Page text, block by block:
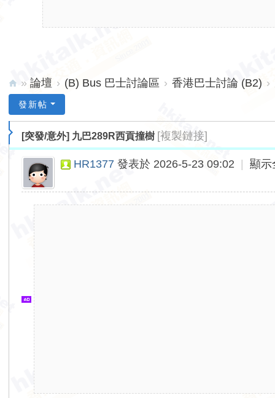
lk.
» 論壇 › (B) Bus 巴士討論區 › 香港巴士討論 (B2) ›
發新帖
[突發/意外] 九巴289R西貢撞樹 [複製鏈接]
HR1377 發表於 2026-5-23 09:02 顯示